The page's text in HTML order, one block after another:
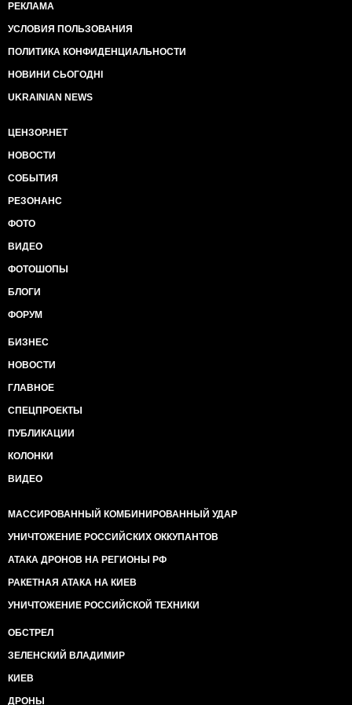
РЕКЛАМА
УСЛОВИЯ ПОЛЬЗОВАНИЯ
ПОЛИТИКА КОНФИДЕНЦИАЛЬНОСТИ
НОВИНИ СЬОГОДНІ
UKRAINIAN NEWS
ЦЕНЗОР.НЕТ
НОВОСТИ
СОБЫТИЯ
РЕЗОНАНС
ФОТО
ВИДЕО
ФОТОШОПЫ
БЛОГИ
ФОРУМ
БИЗНЕС
НОВОСТИ
ГЛАВНОЕ
СПЕЦПРОЕКТЫ
ПУБЛИКАЦИИ
КОЛОНКИ
ВИДЕО
МАССИРОВАННЫЙ КОМБИНИРОВАННЫЙ УДАР
УНИЧТОЖЕНИЕ РОССИЙСКИХ ОККУПАНТОВ
АТАКА ДРОНОВ НА РЕГИОНЫ РФ
РАКЕТНАЯ АТАКА НА КИЕВ
УНИЧТОЖЕНИЕ РОССИЙСКОЙ ТЕХНИКИ
ОБСТРЕЛ
ЗЕЛЕНСКИЙ ВЛАДИМИР
КИЕВ
ДРОНЫ